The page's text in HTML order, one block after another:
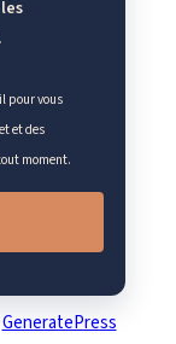
pour vous
et des
moment.
GeneratePress